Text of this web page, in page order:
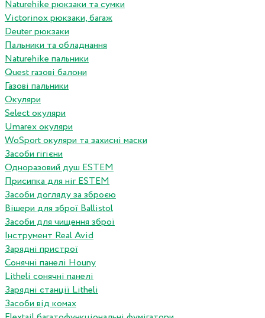
Naturehike рюкзаки та сумки
Victorinox рюкзаки, багаж
Deuter рюкзаки
Пальники та обладнання
Naturehike пальники
Quest газові балони
Газові пальники
Окуляри
Select окуляри
Umarex окуляри
WoSport окуляри та захисні маски
Засоби гігієни
Одноразовий душ ESTEM
Присипка для ніг ESTEM
Засоби догляду за зброєю
Вішери для зброї Ballistol
Засоби для чищення зброї
Інструмент Real Avid
Зарядні пристрої
Сонячні панелі Houny
Litheli сонячні панелі
Зарядні станції Litheli
Засоби від комах